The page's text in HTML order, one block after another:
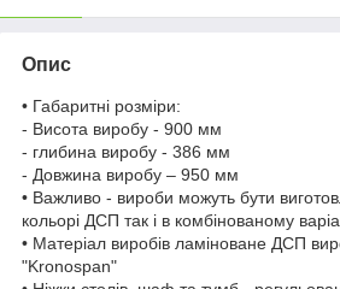
Опис
• Габаритні розміри:
- Висота виробу - 900 мм
- глибина виробу - 386 мм
- Довжина виробу – 950 мм
• Важливо - вироби можуть бути
кольорі ДСП так і в комбінованому
• Матеріал виробів ламіноване ДСП
"Kronospan"